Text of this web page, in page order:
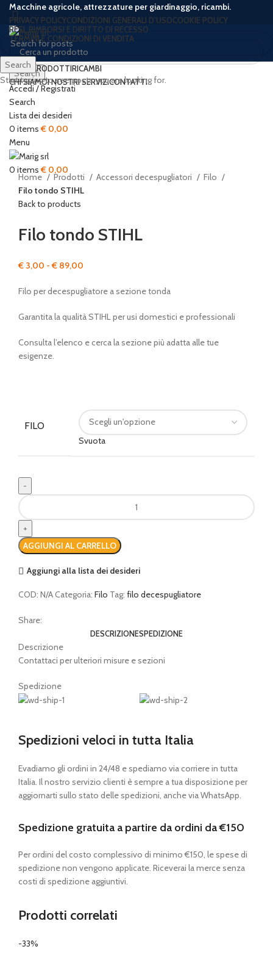
Macchine agricole, attrezzature per giardinaggio, ricambi.
PRIVACY POLICYCONDIZIONI GENERALI D’USOCOOKIE POLICY
RESI, RIMBORSI E DIRITTO DI RECESSO
TERMINI E CONDIZIONI DI VENDITA
Search
Accedi / Registrati
Search
Lista dei desideri
0 items € 0,00
Menu
0 items € 0,00
HOME PRODOTTIRICAMBI
CHI SIAMOI NOSTRI SERVIZICONTATTI
-23%
Click to enlarge
Home Prodotti Accessori decespugliatori
Filo
Filo tondo STIHL
Back to products
Filo tondo STIHL
€ 3,00 - € 89,00
prezzo:
€ 3,00
€ 89,00
Filo per decespugliatore a sezione tonda
Garantita la qualità STIHL per usi domestici e professionali
Consulta l’elenco e cerca la sezione più adatta alle tue
esigenze.
FILO
Svuota
Filo
tondo
STIHL
quantità
AGGIUNGI AL CARRELLO
Aggiungi alla lista dei desideri
COD: N/ACategoria: Filo Tag: filo decespugliatore
Share:
DESCRIZIONESPEDIZIONE
Descrizione
Contattaci per ulteriori misure e sezioni
Spedizione
Spedizioni veloci in tutta Italia
Evadiamo gli ordini in 24/48 e spediamo via corriere in tutta
Italia. Il nostro servizio clienti è sempre a tua disposizione per
aggiornarti sullo stato delle spedizioni, anche via WhatsApp.
Spedizione gratuita a partire da ordini da €150
Per ordini del costo complessivo di minimo €150, le spese di
spedizione non vengono applicate. Riceverai la merce senza
costi di spedizione aggiuntivi.
Prodotti correlati
-33%
Search
Start typing to see posts you are looking for.